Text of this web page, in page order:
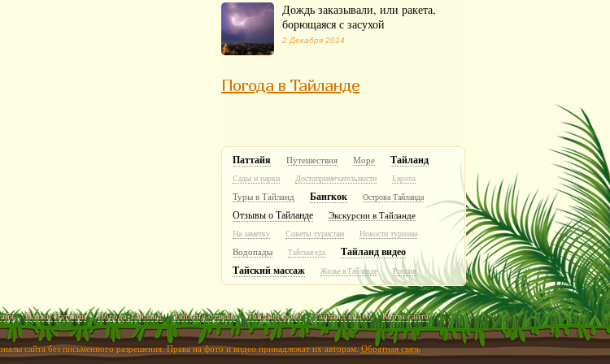
Дождь заказывали, или ракета,
борющаяся с засухой
2 Декабря 2014
Погода в Тайланде
Паттайя Путешествия Море Тайланд
Сады и парки Достопримечательности Европа
Туры в Тайланд Бангкок Острова Тайланда
Отзывы о Тайланде Экскурсии в Тайланде
На заметку Советы туристам Новости туризма
Водопады Тайская еда
Тайланд видео
Тайский массаж
Жилье в Тайланде Россия
Пляжи Паттайи Погода Тайланд Тайланд отзывы Тайланд фото Тайланд видео Карта сайта
сайта без письменного разрешения. Права на фото и видео принадлежат их авторам.Обратная связь